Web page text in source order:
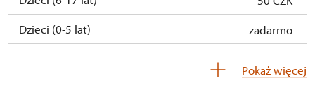
Dzieci (0-5 lat)
zadarmo
Pokaż więcej